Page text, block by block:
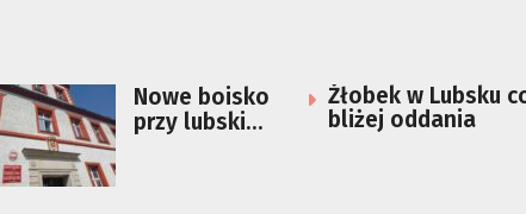
Nowe boisko
przy lubskim
Żłobek w Lubsku
bliżej oddania